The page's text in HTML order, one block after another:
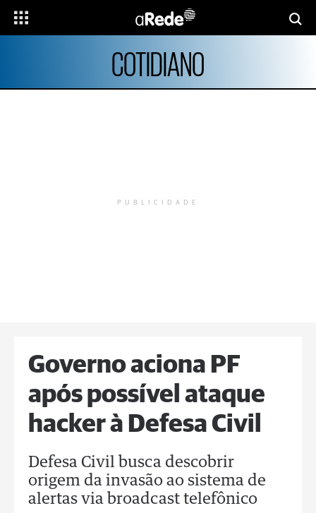
COTIDIANO
PUBLICIDADE
Governo aciona PF
após possível ataque
hacker à Defesa Civil
Defesa Civil busca descobrir
origem da invasão ao sistema de
alertas via broadcast telefônico